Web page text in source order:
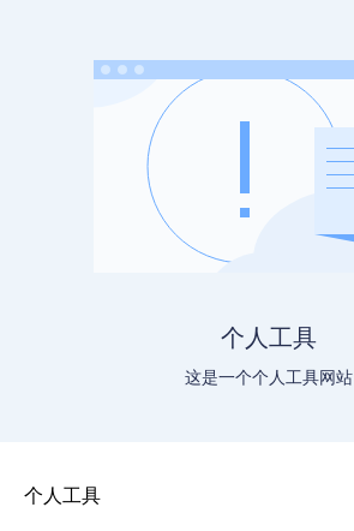
个人工具
这是一个个人工具网站
个人工具